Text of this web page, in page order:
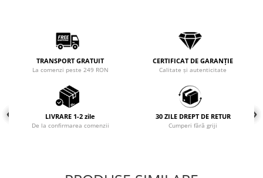
Coliere cu mărgele colorate și
Coliere cu pietre semiprețioase
TRANSPORT GRATUIT
La comenzi peste 249 RON
CERTIFICAT DE GARANȚIE
Calitate și autenticitate
LIVRARE 1-2 zile
De la confirmarea comenzii
30 ZILE DREPT DE RETUR
Cumperi fără griji